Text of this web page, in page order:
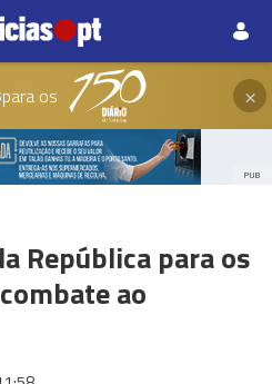
para os ×
PUB
República para os
ao